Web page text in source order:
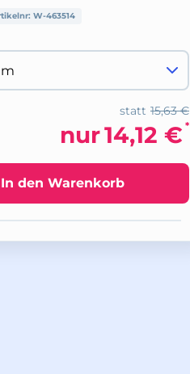
W-463514
15,63 €
statt
nur14,12 € *
In den Warenkorb